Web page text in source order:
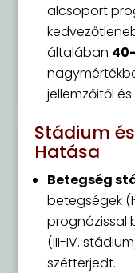
alcsoport
általában
jellemzőitől
Stádium
Hatása
Betegség
betegségek
prognózissal
(III-IV.
szétterjedt.